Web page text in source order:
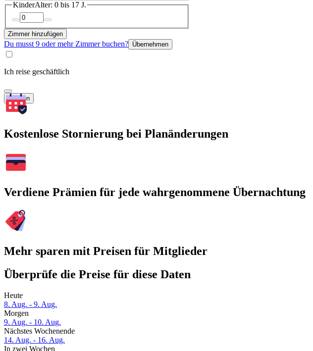
KinderAlter: 0 bis 17 J.
Zimmer hinzufügen
Du musst 9 oder mehr Zimmer buchen? Übernehmen
Ich reise geschäftlich
Suchen
Kostenlose Stornierung bei Planänderungen
Verdiene Prämien für jede wahrgenommene Übernachtung
Mehr sparen mit Preisen für Mitglieder
Überprüfe die Preise für diese Daten
Heute
8. Aug. - 9. Aug.
Morgen
9. Aug. - 10. Aug.
Nächstes Wochenende
14. Aug. - 16. Aug.
In zwei Wochen